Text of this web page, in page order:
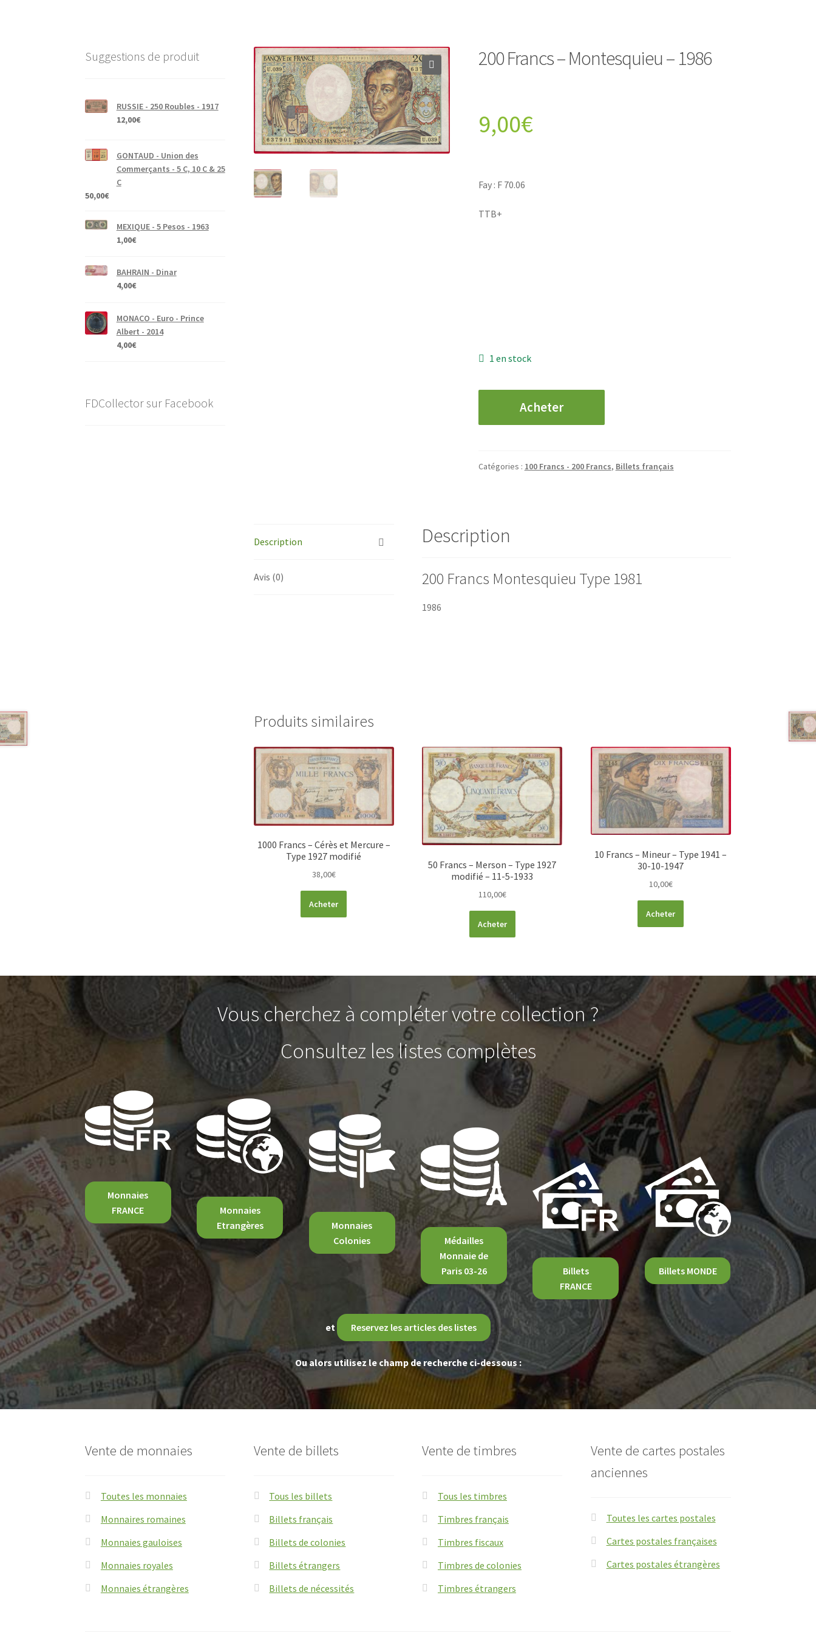
200 Francs – Montesquieu – 1986
9,00€
Fay : F 70.06
TTB+
1 en stock
200
Montesquieu
Acheter
Catégories : 100 Francs - 200 Francs, Billets français
Description
Avis (0)
Description
200 Francs Montesquieu Type 1981
1986
Produits similaires
1000 Francs – Cérès et Mercure –
Type 1927 modifié
38,00€
Acheter
50 Francs – Merson – Type 1927
modifié – 11-5-1933
110,00€
Acheter
10 Francs – Mineur – Type 1941 –
30-10-1947
10,00€
Acheter
Suggestions de produit
RUSSIE - 250 Roubles - 1917
12,00€
GONTAUD - Union des
Commerçants - 5 C, 10 C & 25
C
50,00€
MEXIQUE - 5 Pesos - 1963
1,00€
BAHRAIN - Dinar
4,00€
MONACO - Euro - Prince
Albert - 2014
4,00€
FDCollector sur Facebook
Vous cherchez à compléter votre collection ?
Consultez les listes complètes
Monnaies
FRANCE
Monnaies
Etrangères
Monnaies
Colonies
Médailles
Monnaie de
Paris 03-26
Billets
FRANCE
Billets MONDE
et Reservez les articles des listes
Ou alors utilisez le champ de recherche ci-dessous :
Vente de monnaies
Toutes les monnaies
Monnaires romaines
Monnaies gauloises
Monnaies royales
Monnaies étrangères
Vente de billets
Tous les billets
Billets français
Billets de colonies
Billets étrangers
Billets de nécessités
Vente de timbres
Tous les timbres
Timbres français
Timbres fiscaux
Timbres de colonies
Timbres étrangers
Vente de cartes postales
anciennes
Toutes les cartes postales
Cartes postales françaises
Cartes postales étrangères